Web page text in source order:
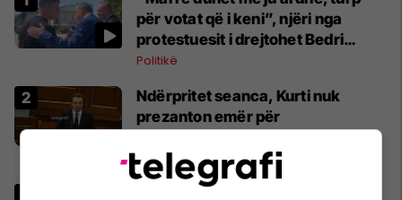
për votat që i keni”, njëri nga
protestuesit i drejtohet Bedri
Hamzës
Politikë
Ndërpritet seanca, Kurti nuk
prezanton emër për
shtesë për marrëveshje politike
Kosovë